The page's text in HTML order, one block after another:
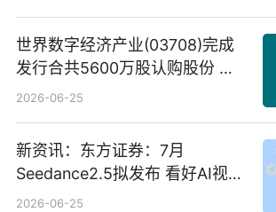
世界数字经济产业(03708)完成
发行合共5600万股认购股份 净
筹约1007万港元 独家焦点
2026-06-25
新资讯：东方证券：7月
Seedance2.5拟发布 看好AI视频
创作工作流进一步提效
2026-06-25